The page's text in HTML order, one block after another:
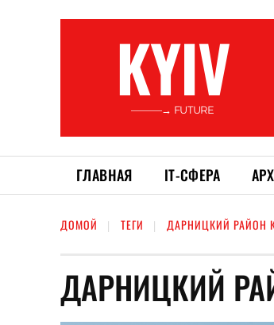
KYIV
———→ FUTURE
ГЛАВНАЯ ІТ-СФЕРА
ДОМОЙ ТЕГИ ДАРНИЦКИЙ РАЙОН
ДАРНИЦКИЙ